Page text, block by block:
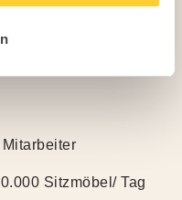
Zahlen,
Sitzmöbel/ Tag